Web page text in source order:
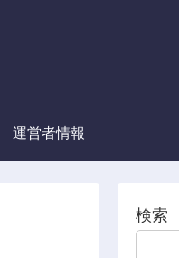
運営者情報
検索